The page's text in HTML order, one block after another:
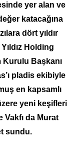
yer alan ve
katacağına
dört yıldır
Holding
Başkanı
pladis ekibiyle
en kapsamlı
yeni keşifleri
Vakfı da Murat
sundu.